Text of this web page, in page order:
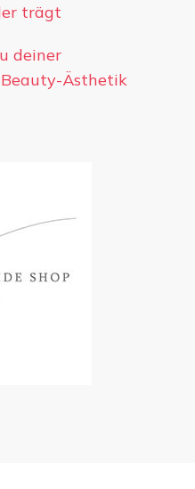
trägt
deiner
Ästhetik